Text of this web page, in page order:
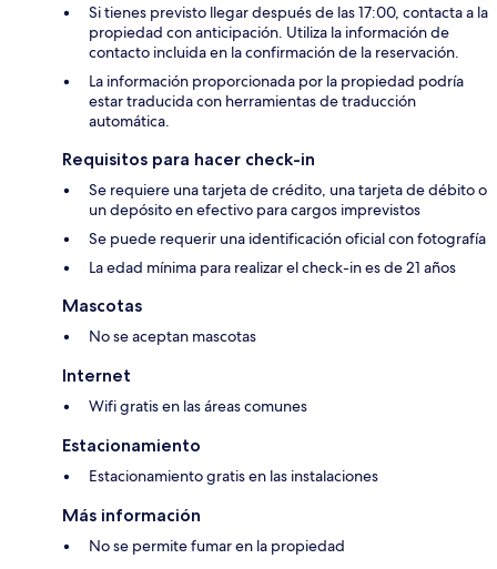
Si tienes previsto llegar después de las 17:00, contacta a la
propiedad con anticipación. Utiliza la información de
contacto incluida en la confirmación de la reservación.
La información proporcionada por la propiedad podría
estar traducida con herramientas de traducción
automática.
Requisitos para hacer check-in
Se requiere una tarjeta de crédito, una tarjeta de débito o
un depósito en efectivo para cargos imprevistos
Se puede requerir una identificación oficial con fotografía
La edad mínima para realizar el check-in es de 21 años
Mascotas
No se aceptan mascotas
Internet
Wifi gratis en las áreas comunes
Estacionamiento
Estacionamiento gratis en las instalaciones
Más información
No se permite fumar en la propiedad